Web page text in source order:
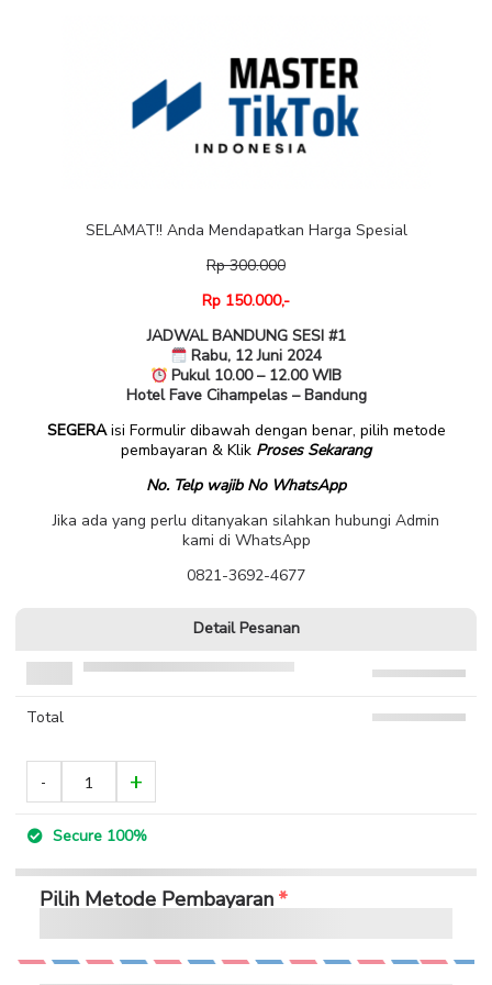
SELAMAT!! Anda Mendapatkan Harga Spesial
Rp 300.000
Rp 150.000,-
JADWAL BANDUNG SESI #1
Rabu, 12 Juni 2024
Pukul 10.00 – 12.00 WIB
Hotel Fave Cihampelas – Bandung
SEGERAisi Formulir dibawah dengan benar, pilih metode
pembayaran & Klik Proses Sekarang
No. Telp wajib No WhatsApp
Jika ada yang perlu ditanyakan silahkan hubungi Admin
kami di WhatsApp
0821-3692-4677
Detail Pesanan
Total
Secure 100%
Pilih Metode Pembayaran